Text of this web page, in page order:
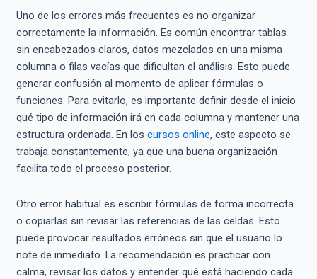
Uno de los errores más frecuentes es no organizar
correctamente la información. Es común encontrar tablas
sin encabezados claros, datos mezclados en una misma
columna o filas vacías que dificultan el análisis. Esto puede
generar confusión al momento de aplicar fórmulas o
funciones. Para evitarlo, es importante definir desde el inicio
qué tipo de información irá en cada columna y mantener una
estructura ordenada. En los cursos online, este aspecto se
trabaja constantemente, ya que una buena organización
facilita todo el proceso posterior.
Otro error habitual es escribir fórmulas de forma incorrecta
o copiarlas sin revisar las referencias de las celdas. Esto
puede provocar resultados erróneos sin que el usuario lo
note de inmediato. La recomendación es practicar con
calma, revisar los datos y entender qué está haciendo cada